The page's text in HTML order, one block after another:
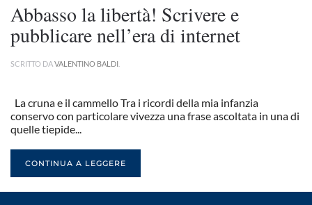
Abbasso la libertà! Scrivere e
pubblicare nell’era di internet
SCRITTO DAVALENTINO BALDI
La cruna e il cammello Tra i ricordi della mia infanzia
conservo con particolare vivezza una frase ascoltata in una di
quelle tiepide...
CONTINUA A LEGGERE